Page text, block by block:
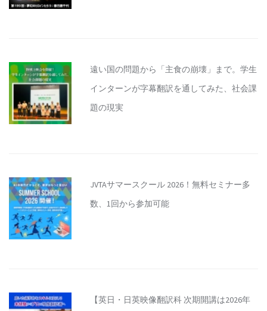
遠い国の問題から「主食の崩壊」まで。学生
インターンが字幕翻訳を通してみた、社会課
題の現実
JVTAサマースクール 2026！無料セミナー多
数、1回から参加可能
【英日・日英映像翻訳科 次期開講は2026年